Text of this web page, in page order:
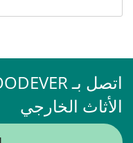
الأثاث الخارجي